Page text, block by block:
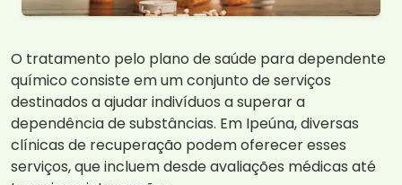
O tratamento pelo plano de saúde para dependente
químico consiste em um conjunto de serviços
destinados a ajudar indivíduos a superar a
dependência de substâncias. Em Ipeúna, diversas
clínicas de recuperação podem oferecer esses
serviços, que incluem desde avaliações médicas até